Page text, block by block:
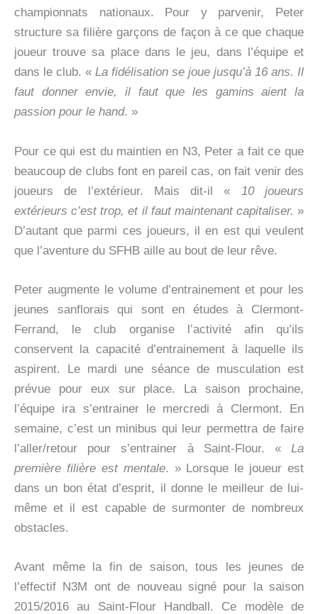
championnats nationaux. Pour y parvenir, Peter
structure sa filière garçons de façon à ce que chaque
joueur trouve sa place dans le jeu, dans l’équipe et
dans le club. « La fidélisation se joue jusqu’à 16 ans. Il
faut donner envie, il faut que les gamins aient la
passion pour le hand. »
Pour ce qui est du maintien en N3, Peter a fait ce que
beaucoup de clubs font en pareil cas, on fait venir des
joueurs de l’extérieur. Mais dit-il « 10 joueurs
extérieurs c’est trop, et il faut maintenant capitaliser. »
D’autant que parmi ces joueurs, il en est qui veulent
que l’aventure du SFHB aille au bout de leur rêve.
Peter augmente le volume d’entrainement et pour les
jeunes sanflorais qui sont en études à Clermont-
Ferrand, le club organise l’activité afin qu’ils
conservent la capacité d’entrainement à laquelle ils
aspirent. Le mardi une séance de musculation est
prévue pour eux sur place. La saison prochaine,
l’équipe ira s’entrainer le mercredi à Clermont. En
semaine, c’est un minibus qui leur permettra de faire
l’aller/retour pour s’entrainer à Saint-Flour. « La
première filière est mentale. » Lorsque le joueur est
dans un bon état d’esprit, il donne le meilleur de lui-
même et il est capable de surmonter de nombreux
obstacles.
Avant même la fin de saison, tous les jeunes de
l’effectif N3M ont de nouveau signé pour la saison
2015/2016 au Saint-Flour Handball. Ce modèle de